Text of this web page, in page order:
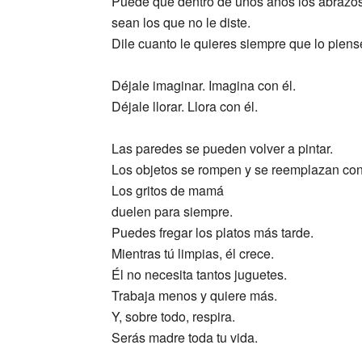
sean los que no le diste.
Dile cuanto le quieres siempre que lo
Déjale imaginar. Imagina con él.
Déjale llorar. Llora con él.
Las paredes se pueden volver a pintar.
Los objetos se rompen y se reemplazan
Los gritos de mamá
duelen para siempre.
Puedes fregar los platos más tarde.
Mientras tú limpias, él crece.
Él no necesita tantos juguetes.
Trabaja menos y quiere más.
Y, sobre todo, respira.
Serás madre toda tu vida.